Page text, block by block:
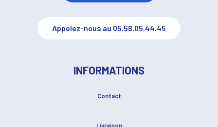
Appelez-nous au 05.58.05.44.45
INFORMATIONS
Contact
Livraison